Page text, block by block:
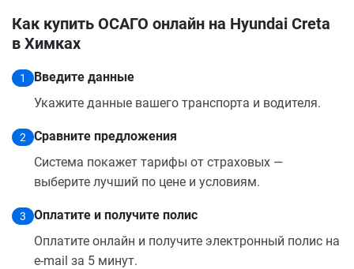
Как купить ОСАГО онлайн на Hyundai Creta
в Химках
1
Введите данные
Укажите данные вашего транспорта и водителя.
2
Сравните предложения
Система покажет тарифы от страховых —
выберите лучший по цене и условиям.
3
Оплатите и получите полис
Оплатите онлайн и получите электронный полис на
e-mail за 5 минут.